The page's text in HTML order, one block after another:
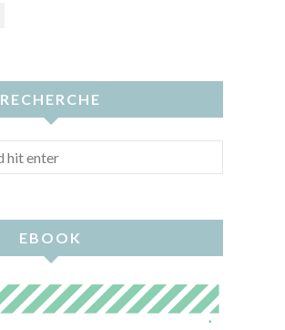
RECHERCHE
EBOOK